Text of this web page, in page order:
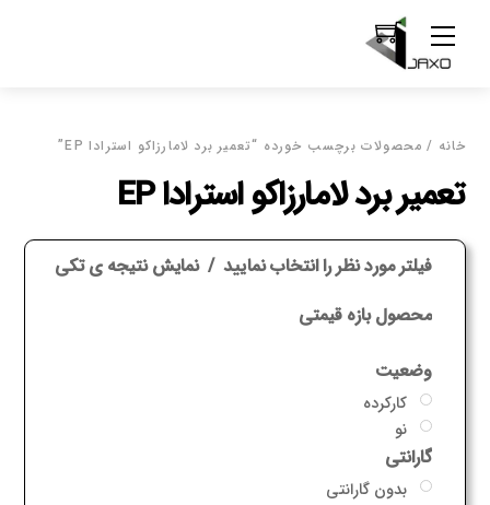
content
Menu
خانه / محصولات برچسب خورده “تعمیر برد لامارزاکو استرادا EP”
تعمیر برد لامارزاکو استرادا EP
فیلتر مورد نظر را انتخاب نمایید نمایش نتیجه ی تکی
محصول بازه قیمتی
وضعیت
کارکرده
نو
گارانتی
بدون گارانتی